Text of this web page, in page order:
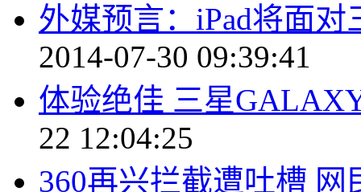
外媒预言：iPad将面
2014-07-30 09:39:41
体验绝佳 三星
22 12:04:25
360再兴拦截遭吐槽